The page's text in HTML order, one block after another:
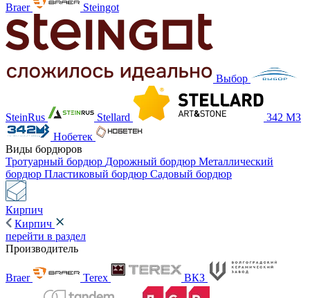
Braer
Steingot
Выбор
SteinRus Stellard
342 МЗ
Нобетек
Виды бордюров
Тротуарный бордюр Дорожный бордюр Металлический
бордюр Пластиковый бордюр Садовый бордюр
Кирпич
Кирпич
перейти в раздел
Производитель
Braer Terex ВКЗ